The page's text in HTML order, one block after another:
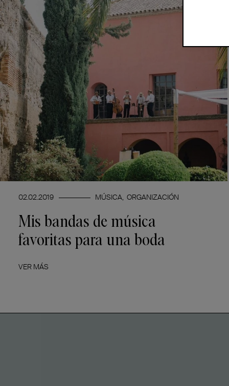
02.02.2019 MÚSICA ORGANIZACIÓN
Mis bandas de música
favoritas para una boda
VER MÁS